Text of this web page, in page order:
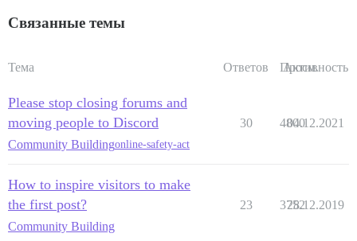
Связанные темы
Тема Ответов Просм.
Активность
Please stop closing forums and
moving people to Discord
Community Buildingonline-safety-act
30 4800
04.12.2021
How to inspire visitors to make
the first post?
Community Building
23 3752
28.12.2019